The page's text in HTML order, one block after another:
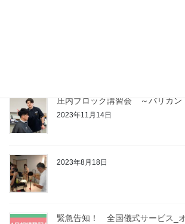
庄内ブロック講習会 ～バリカン
2023年11月14日
2023年8月18日
緊急告知！ 全国儀式サービス_